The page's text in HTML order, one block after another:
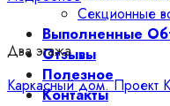
Секционные
Выполненные
Отзывы
Полезное
Контакты
Два этажа
Каркасный дом. Проект